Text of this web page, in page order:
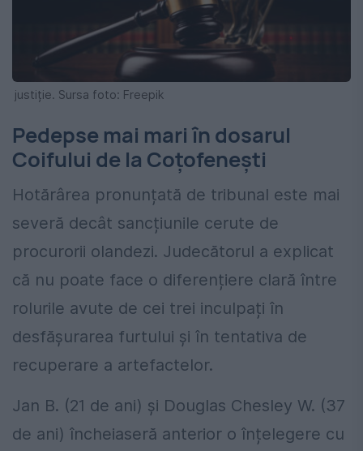
justiție. Sursa foto: Freepik
Pedepse mai mari în dosarul
Coifului de la Coțofenești
Hotărârea pronunțată de tribunal este mai
severă decât sancțiunile cerute de
procurorii olandezi. Judecătorul a explicat
că nu poate face o diferențiere clară între
rolurile avute de cei trei inculpați în
desfășurarea furtului și în tentativa de
recuperare a artefactelor.
Jan B. (21 de ani) și Douglas Chesley W. (37
de ani) încheiaseră anterior o înțelegere cu